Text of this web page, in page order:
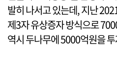
발히 나서고 있는데, 지난
제3자 유상증자 방식으로
역시 두나무에 5000억원을